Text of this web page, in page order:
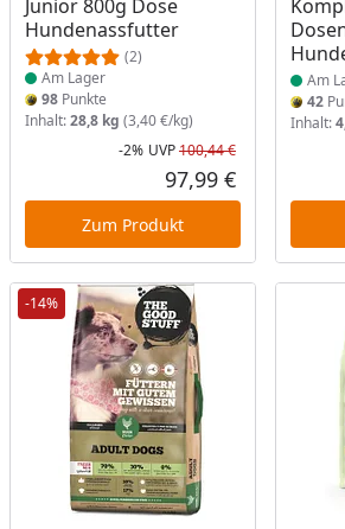
Junior 800g Dose
Hundenassfutter
(2)
Am Lager
98 Punkte
Inhalt:28,8 kg (3,40 €/kg)
Rabatt in
-2% UVP100,44 €
Aktueller
97,99 €
Zum Produkt
Am
42
Inhalt:
-14%